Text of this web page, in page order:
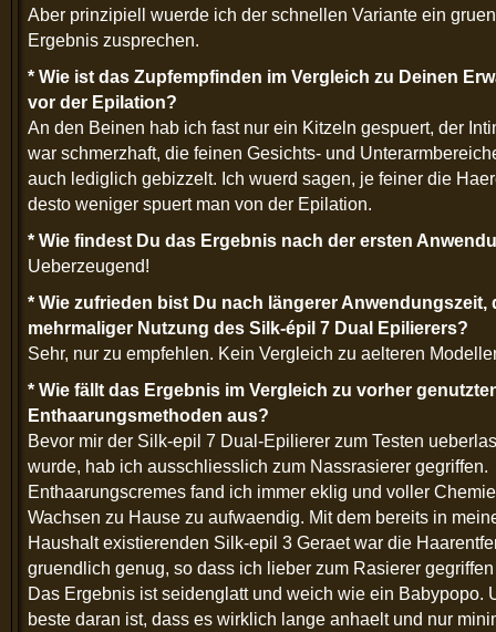
Aber prinzipiell wuerde ich der schnellen Variante ein
Ergebnis zusprechen.
* Wie ist das Zupfempfinden im Vergleich zu Deinen
vor der Epilation?
An den Beinen hab ich fast nur ein Kitzeln gespuert, der
war schmerzhaft, die feinen Gesichts- und
auch lediglich gebizzelt. Ich wuerd sagen, je feiner die
desto weniger spuert man von der Epilation.
* Wie findest Du das Ergebnis nach der ersten
Ueberzeugend!
* Wie zufrieden bist Du nach längerer Anwendungszeit,
mehrmaliger Nutzung des Silk-épil 7 Dual Epilierers?
Sehr, nur zu empfehlen. Kein Vergleich zu aelteren
* Wie fällt das Ergebnis im Vergleich zu vorher
Enthaarungsmethoden aus?
Bevor mir der Silk-epil 7 Dual-Epilierer zum Testen
wurde, hab ich ausschliesslich zum Nassrasierer gegriffen.
Enthaarungscremes fand ich immer eklig und voller
Wachsen zu Hause zu aufwaendig. Mit dem bereits in
Haushalt existierenden Silk-epil 3 Geraet war die
gruendlich genug, so dass ich lieber zum Rasierer
Das Ergebnis ist seidenglatt und weich wie ein Babypopo.
beste daran ist, dass es wirklich lange anhaelt und nur